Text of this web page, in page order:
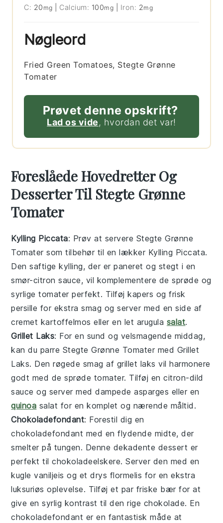
C: 20 mg Calcium: 100mg Iron: 2mg
Nøgleord
Fried Green Tomatoes, Stegte Grønne
Tomater
Prøvet denne opskrift?
Lad os vide, hvordan det var!
Foreslåede Hovedretter Og
Desserter Til Stegte Grønne
Tomater
Kylling Piccata: Prøv at servere Stegte Grønne
Tomater som tilbehør til en lækker Kylling Piccata.
Den saftige kylling, der er paneret og stegt i en
smør-citron sauce, vil komplementere de sprøde og
syrlige tomater perfekt. Tilføj kapers og frisk
persille for ekstra smag og server med en side af
cremet kartoffelmos eller en let arugula salat.
Grillet Laks: For en sund og velsmagende middag,
kan du parre Stegte Grønne Tomater med Grillet
Laks. Den røgede smag af grillet laks vil harmonere
godt med de sprøde tomater. Tilføj en citron-dild
sauce og server med dampede asparges eller en
quinoa salat for en komplet og nærende måltid.
Chokoladefondant: Forestil dig en
chokoladefondant med en flydende midte, der
smelter på tungen. Denne dekadente dessert er
perfekt til chokoladeelskere. Server den med en
kugle vaniljeis og et drys flormelis for en ekstra
luksuriøs oplevelse. Tilføj et par friske bær for at
give en syrlig kontrast til den rige chokolade. En
chokoladefondant er en fantastisk måde at